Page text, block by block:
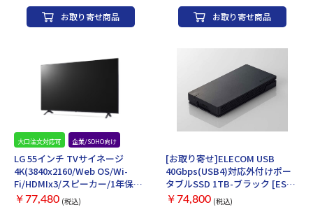
（ディスプレイやテレビ側のコネクタには
「Display」の文字が印刷されています。
逆向きに接続すると使用できません。
（ディスプレイやテレビ側のコネクタには
「Display」の文字が印刷されています。
逆向きに接続すると使用できません。
1,400W） USB出力 【USB Type-A
Qualcomm® Quick Charge™ 3.0×2】 5V-
6V DC 3.0A/6V-9V DC 2.0A/9V-12V DC
DC 5.0A 【USB Type-C™②】5V DC 4.0A/
9V DC 3.0A/ 12V DC 2.5A DC出力 【シガ
ーソケット】12V DC 120W 充電時間 AC
動作温度 -10℃～40℃ 最大外形寸法 幅
質量 約11kg 付属品 電源コード、車載用シ
上げ日より24か月
お取り寄せ商品
応モニター（耐荷重68kg）を横でも縦で
も設置が可能です。※天板を付けたままの
縦での使用は最大55インチのモニターま
能となり、楽に高さを変えられます。ま
た、ロック機能を搭載しているので、誤操
作を防ぐことが出来ます。さらに、お気に
入りの高さ設定を3つまで設定することが
でき、最適なポジションにいつでもアクセ
スできます。 スタンド本体のパネルと同様
に付属のリモコンでも操作が可能となりま
設置場所を手軽に移動することが可能で
す。※リモコン用の電池(電池型
番:CR2016)は付属しておりません。
お取り寄せ商品
大口注文対応可 企業/SOHO向け
LG 55インチ TVサイネージ
4K(3840x2160/Web OS/Wi-
Fi/HDMIx3/スピーカー/1年保証)
55UN640S0JD
￥77,480 (税込)
[お取り寄せ]ELECOM USB
40Gbps(USB4)対応外付けポー
タブルSSD 1TB-ブラック [ESD-
EHA1000GBK]
￥74,800 (税込)